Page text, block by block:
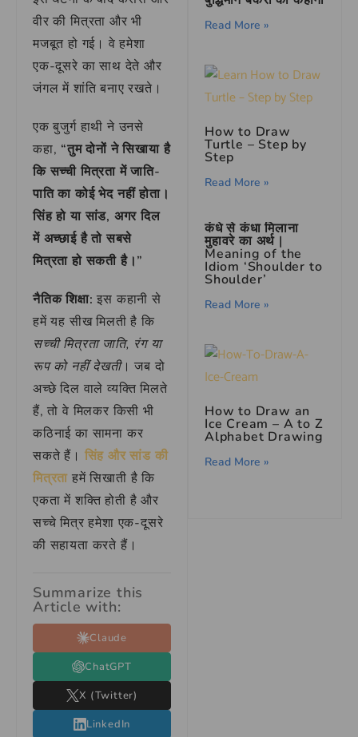
वीर की मित्रता और भी
मजबूत हो गई। वे हमेशा
एक-दूसरे का साथ देते और
जंगल में शांति बनाए रखते।
एक बुजुर्ग हाथी ने उनसे
कहा, “तुम दोनों ने सिखाया है
कि सच्ची मित्रता में जाति-
पाति का कोई भेद नहीं होता।
सिंह हो या सांड, अगर दिल
में अच्छाई है तो सबसे
मित्रता हो सकती है।”
नैतिक शिक्षा: इस कहानी से
हमें यह सीख मिलती है कि
सच्ची मित्रता जाति, रंग या
रूप को नहीं देखती। जब दो
अच्छे दिल वाले व्यक्ति मिलते
हैं, तो वे मिलकर किसी भी
कठिनाई का सामना कर
सकते हैं। सिंह और सांड की
मित्रता हमें सिखाती है कि
एकता में शक्ति होती है और
सच्चे मित्र हमेशा एक-दूसरे
की सहायता करते हैं।
Summarize this
Article with:
Claude
ChatGPT
X (Twitter)
LinkedIn
Read More »
How to Draw
Turtle – Step by
Step
Read More »
कंधे से कंधा मिलाना
मुहावरे का अर्थ |
Meaning of the
Idiom ‘Shoulder to
Shoulder’
Read More »
How to Draw an
Ice Cream – A to Z
Alphabet Drawing
Read More »